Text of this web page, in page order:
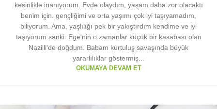
kesinlikle inanıyorum. Evde olaydım, yaşam daha zor olacaktı
benim için. gençliğimi ve orta yaşımı çok iyi taşıyamadım,
biliyorum. Ama, yaşlılığı pek bir yakıştırdım kendime ve iyi
taşıyorum sanki. Ege'nin o zamanlar küçük bir kasabası olan
Nazilli'de doğdum. Babam kurtuluş savaşında büyük
yararlılıklar göstermiş...
OKUMAYA DEVAM ET